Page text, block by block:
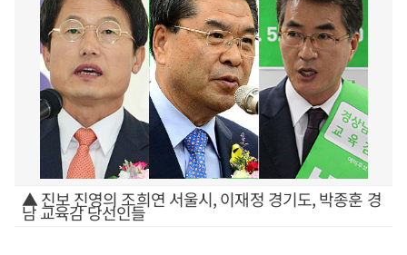
▲ 진보 진영의 조희연 서울시, 이재정 경기도, 박종훈 경
남 교육감 당선인들